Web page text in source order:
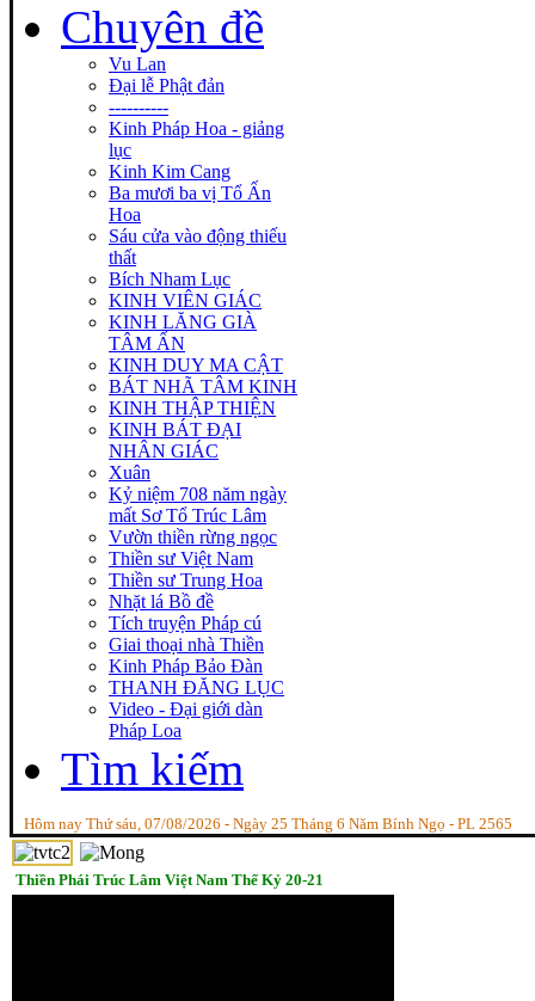
Chuyên đề
Vu Lan
Đại lễ Phật đản
----------
Kinh Pháp Hoa - giảng
lục
Kinh Kim Cang
Ba mươi ba vị Tổ Ấn
Hoa
Sáu cửa vào động thiếu
thất
Bích Nham Lục
KINH VIÊN GIÁC
KINH LĂNG GIÀ
TÂM ẤN
KINH DUY MA CẬT
BÁT NHÃ TÂM KINH
KINH THẬP THIỆN
KINH BÁT ĐẠI
NHÂN GIÁC
Xuân
Kỷ niệm 708 năm ngày
mất Sơ Tổ Trúc Lâm
Vườn thiền rừng ngọc
Thiền sư Việt Nam
Thiền sư Trung Hoa
Nhặt lá Bồ đề
Tích truyện Pháp cú
Giai thoại nhà Thiền
Kinh Pháp Bảo Đàn
THANH ĐĂNG LỤC
Video - Đại giới dàn
Pháp Loa
Tìm kiếm
Hôm nay Thứ sáu, 07/08/2026 - Ngày 25 Tháng 6 Năm Bính Ngọ - PL 2565
Thiền Phái Trúc Lâm Việt Nam Thế Kỷ 20-21